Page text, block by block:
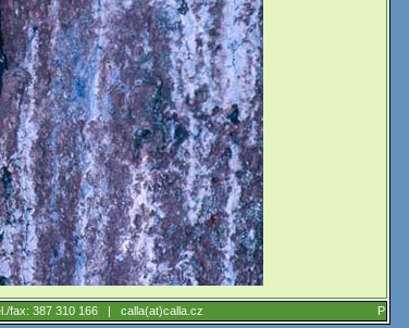
fax: 387 310 166 | calla(at)calla.cz P